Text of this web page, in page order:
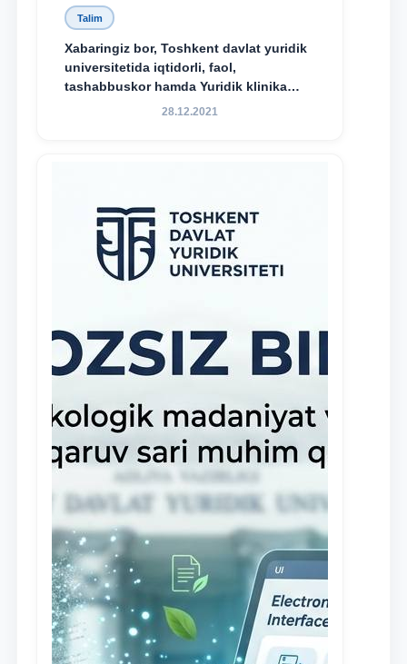
Talim
Xabaringiz bor, Toshkent davlat yuridik
universitetida iqtidorli, faol,
tashabbuskor hamda Yuridik klinika
faoliyatida o‘z bilim va ko‘nikmalarini
28.12.2021